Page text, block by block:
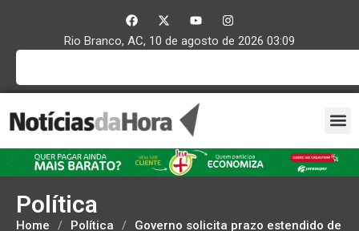
Rio Branco, AC, 10 de agosto de 2026 03:09
Política
Home / Política /
Governo solicita prazo estendido de